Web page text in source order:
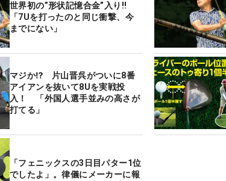
世界初の”形状記憶合金”入り‼
「7Uを打ったのと同じ衝撃、今
までにない」
マジか⁉ 片山晋呉がついに8番
アイアンを抜いて8Uを実戦投
入！ 「外国人選手並みの高さが
打てる」
「フェニックスの3日目パター1位
でしたよ」。律儀にメーカーに報